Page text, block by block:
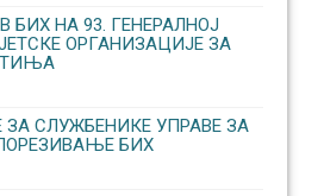
БИХ НА 93. ГЕНЕРАЛНОЈ
ОРГАНИЗАЦИЈЕ ЗА
СЛУЖБЕНИКЕ УПРАВЕ ЗА
БИХ